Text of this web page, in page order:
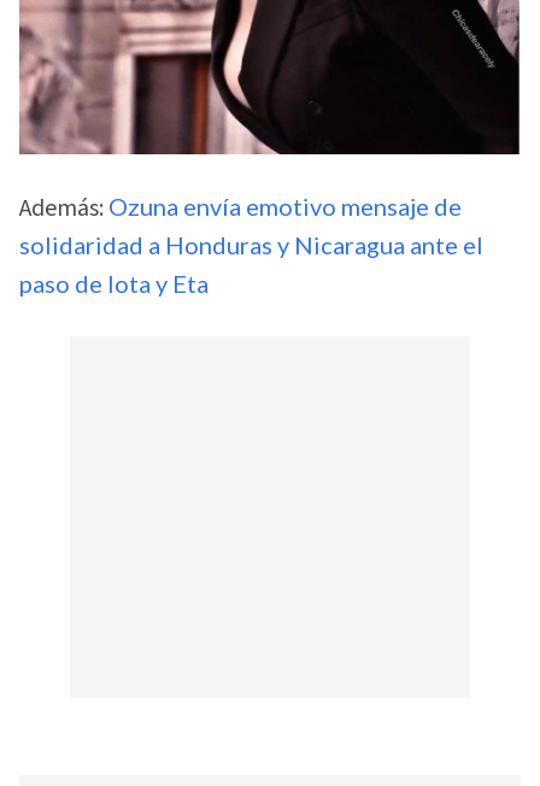
Además: Ozuna envía emotivo mensaje de
solidaridad a Honduras y Nicaragua ante el
paso de Iota y Eta